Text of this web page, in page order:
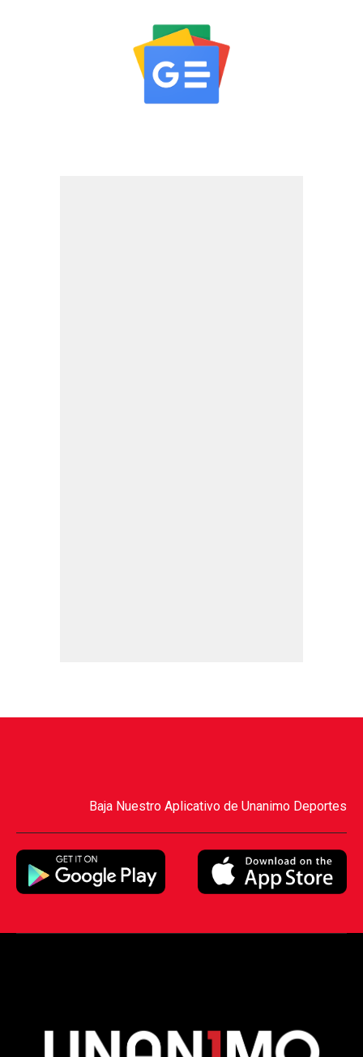
Baja Nuestro Aplicativo de Unanimo Deportes